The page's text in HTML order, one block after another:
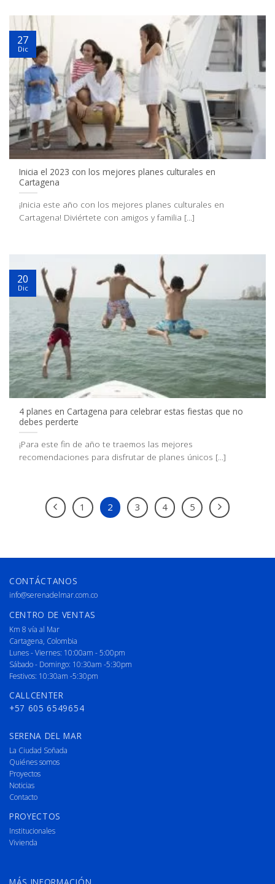
Inicia el 2023 con los mejores planes culturales en
Cartagena
¡Inicia este año con los mejores planes culturales en
Cartagena! Diviértete con amigos y familia [...]
27
Dic
4 planes en Cartagena para celebrar estas fiestas que no
debes perderte
¡Para este fin de año te traemos las mejores
recomendaciones para disfrutar de planes únicos [...]
20
Dic
1 2 3 4 5
CONTÁCTANOS
info@serenadelmar.com.co
CENTRO DE VENTAS
Km 8 vía al Mar
Cartagena, Colombia
Lunes - Viernes: 10:00am - 5:00pm
Sábado - Domingo: 10:30am -5:30pm
Festivos: 10:30am -5:30pm
CALLCENTER
+57 605 6549654
SERENA DEL MAR
La Ciudad Soñada
Quiénes somos
Proyectos
Noticias
Contacto
PROYECTOS
Institucionales
Vivienda